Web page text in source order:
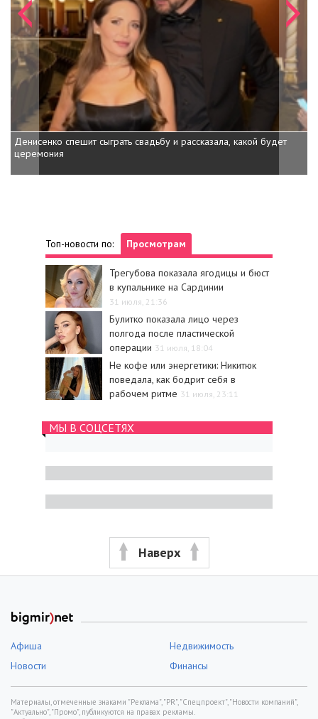
Денисенко спешит сыграть свадьбу и рассказала, какой будет
церемония
Топ-новости по: Просмотрам
Трегубова показала ягодицы и бюст
в купальнике на Сардинии
31 июля, 21:36
Булитко показала лицо через
полгода после пластической
операции 31 июля, 18:04
Не кофе или энергетики: Никитюк
поведала, как бодрит себя в
рабочем ритме 31 июля, 23:11
МЫ В СОЦСЕТЯХ
Наверх
Афиша
Недвижимость
Новости
Финансы
Материалы, отмеченные знаками "Реклама", "PR", "Спецпроект", "Новости компаний",
"Актуально", "Промо", публикуются на правах рекламы.